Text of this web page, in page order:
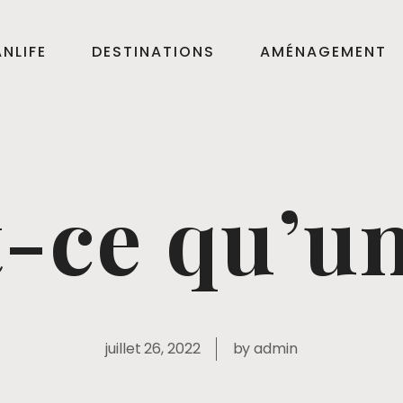
DESTINATIONS AMÉNAGEMENT
ce
juillet 26, 2022 byadmin